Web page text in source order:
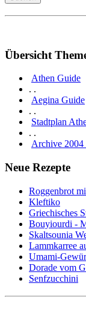
Übersicht
Athen Guide
. .
Aegina Guide
. .
Stadtplan
. .
Archive 2004
Neue Rezepte
Roggenbrot
Kleftiko
Griechisches
Bouyiourdi -
Skaltsounia
Lammkarree
Umami-
Dorade vom
Senfzucchini